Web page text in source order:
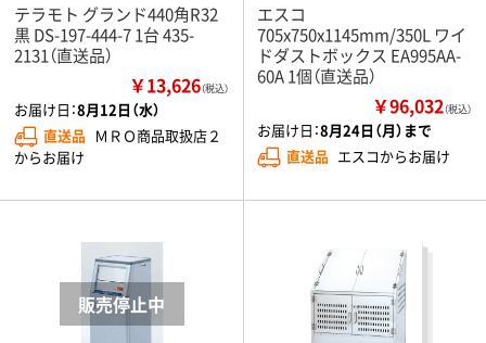
テラモト グランド440角R32
黒 DS-197-444-7 1台 435-
2131（直送品）
￥13,626（税込）
お届け日：8月12日（水）
直送品 ＭＲＯ商品取扱店２
からお届け
エスコ
705x750x1145mm/350L ワイ
ドダストボックス EA995AA-
60A 1個（直送品）
￥96,032（税込）
お届け日：8月24日（月）まで
直送品 エスコからお届け